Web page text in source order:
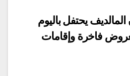
يحتفل باليوم
فاخرة وإقامات